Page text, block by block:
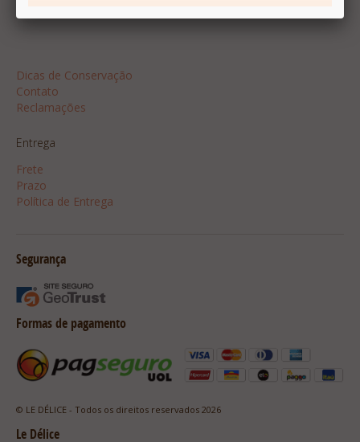
Garantia
Dicas de Conservação
Contato
Reclamações
Entrega
Frete
Prazo
Política de Entrega
Segurança
Formas de pagamento
© LE DÉLICE - Todos os direitos reservados 2026
Le Délice